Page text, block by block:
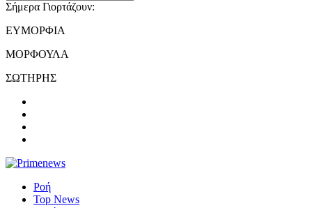
Σήμερα Γιορτάζουν:
ΕΥΜΟΡΦΙΑ
ΜΟΡΦΟΥΛΑ
ΣΩΤΗΡΗΣ
Ροή
Top News